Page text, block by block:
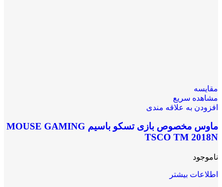
مقایسه
مشاهده سریع
افزودن به علاقه مندی
ماوس مخصوص بازی تسکو باسیم MOUSE GAMING
TSCO TM 2018N
ناموجود
اطلاعات بیشتر